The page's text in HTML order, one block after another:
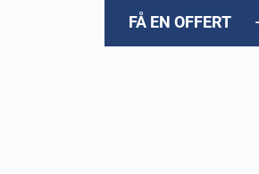
FÅ EN OFFERT